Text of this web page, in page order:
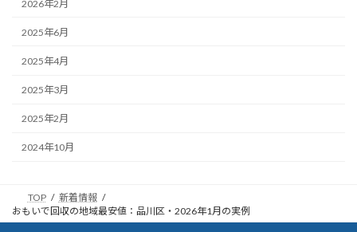
2026年2月
2025年6月
2025年4月
2025年3月
2025年2月
2024年10月
TOP
新着情報
おもいで回収の地域最安値：品川区・2026年1月の実例